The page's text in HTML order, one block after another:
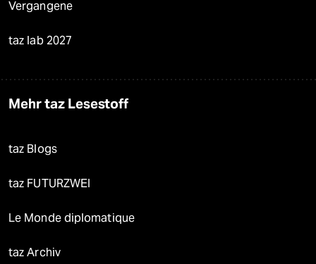
Vergangene
taz lab 2027
Mehr taz Lesestoff
taz Blogs
taz FUTURZWEI
Le Monde diplomatique
taz Archiv